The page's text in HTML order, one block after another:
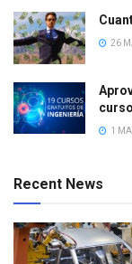
26
1
Recent News